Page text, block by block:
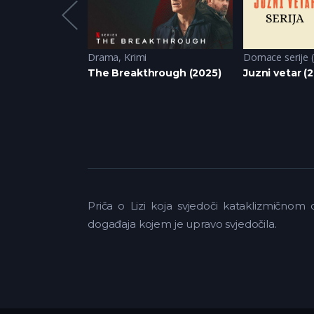
Drama, Krimi
The Breakthrough (2025)
Domace serije
Juzni vetar
Priča o Lizi koja svjedoči
događaja kojem je upravo svjedočila.